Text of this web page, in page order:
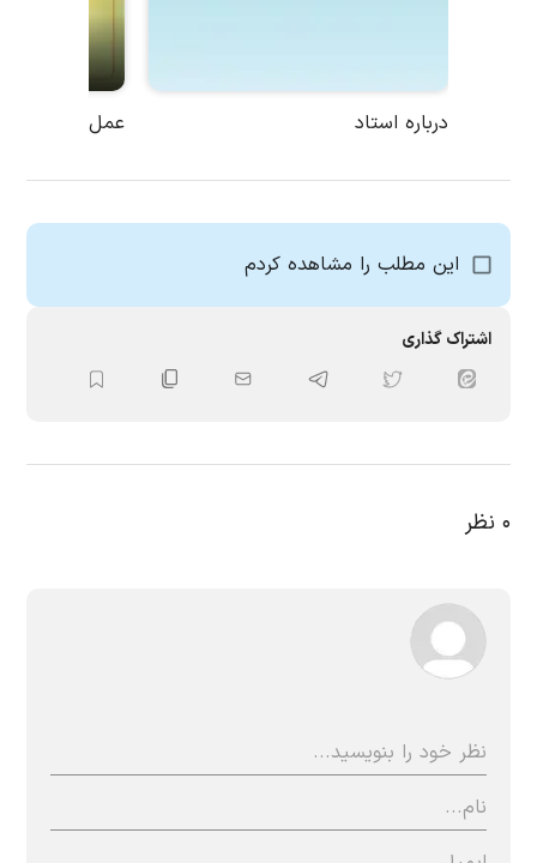
درباره استاد عمل به قرآن
این مطلب را مشاهده کردم
اشتراک گذاری
۰ نظر